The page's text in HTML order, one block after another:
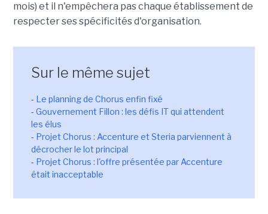
mois) et il n'empêchera pas chaque établissement de
respecter ses spécificités d'organisation.
Sur le même sujet
- Le planning de Chorus enfin fixé
- Gouvernement Fillon : les défis IT qui attendent
les élus
- Projet Chorus : Accenture et Steria parviennent à
décrocher le lot principal
- Projet Chorus : l'offre présentée par Accenture
était inacceptable